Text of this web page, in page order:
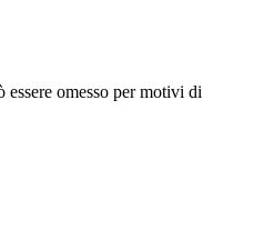
omesso per motivi di